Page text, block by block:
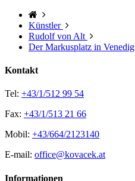
Künstler
Rudolf von Alt
Der Markusplatz in Venedig
Kontakt
Tel: +43/1/512 99 54
Fax: +43/1/513 21 66
Mobil: +43/664/2123140
E-mail: office@kovacek.at
Informationen